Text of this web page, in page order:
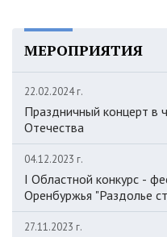
МЕРОПРИЯТИЯ
22.02.2024 г.
Праздничный концерт в
Отечества
04.12.2023 г.
I Областной конкурс -
Оренбуржья "Раздолье
27.11.2023 г.